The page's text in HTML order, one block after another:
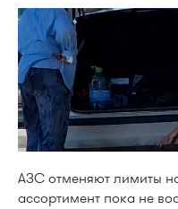
АЗС отменяют лимиты
ассортимент пока не